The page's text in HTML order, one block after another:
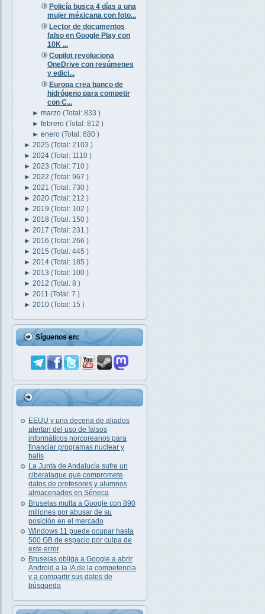
Policía busca 4 días a una
mujer méxicana con foto...
Lector de documentos
falso en Google Play con
10K ...
Copilot revoluciona
OneDrive con resúmenes
y edici...
Europa crea banco de
hidrógeno para competir
con C...
►marzo(Total: 833 )
►febrero(Total: 812 )
►enero(Total: 680 )
► 2025 (Total: 2103 )
► 2024 (Total: 1110 )
► 2023 (Total: 710 )
► 2022 (Total: 967 )
► 2021 (Total: 730 )
► 2020 (Total: 212 )
► 2019 (Total: 102 )
► 2018 (Total: 150 )
► 2017 (Total: 231 )
► 2016 (Total: 266 )
► 2015 (Total: 445 )
► 2014 (Total: 185 )
► 2013 (Total: 100 )
► 2012 (Total: 8 )
► 2011 (Total: 7 )
► 2010 (Total: 15 )
Síguenos en:
EEUU y una decena de aliados
alertan del uso de falsos
informáticos norcoreanos para
financiar programas nuclear y
balís
La Junta de Andalucía sufre un
ciberataque que compromete
datos de profesores y alumnos
almacenados en Séneca
Bruselas multa a Google con 890
millones por abusar de su
posición en el mercado
Windows 11 puede ocupar hasta
500 GB de espacio por culpa de
este error
Bruselas obliga a Google a abrir
Android a la IA de la competencia
y a compartir sus datos de
búsqueda